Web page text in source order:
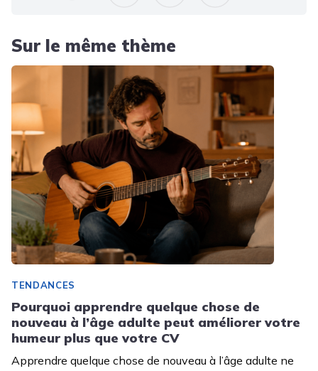
Sur le même thème
TENDANCES
Pourquoi apprendre quelque chose de
nouveau à l’âge adulte peut améliorer votre
humeur plus que votre CV
Apprendre quelque chose de nouveau à l’âge adulte ne